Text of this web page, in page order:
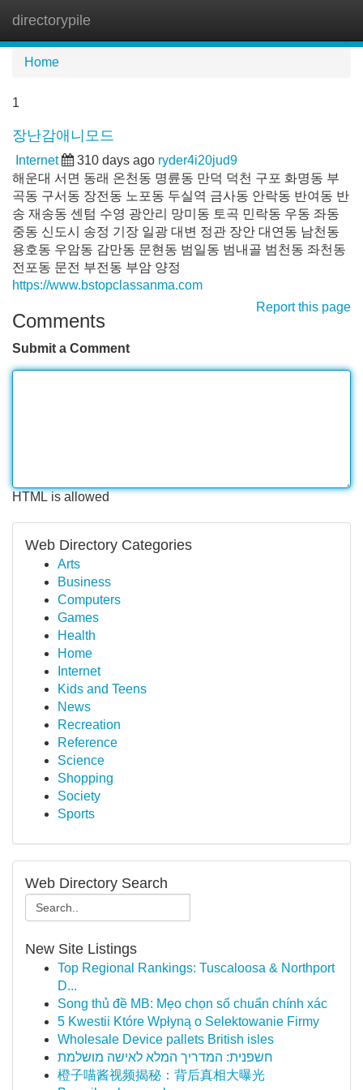
directorypile
Home
1
​장난감애니모드
Internet 310 days ago ryder4i20jud9
해운대 서면 동래 온천동 명륜동 만덕 덕천 구포 화명동 부
곡동 구서동 장전동 노포동 두실역 금사동 안락동 반여동 반
송 재송동 센텀 수영 광안리 망미동 토곡 민락동 우동 좌동
중동 신도시 송정 기장 일광 대변 정관 장안 대연동 남천동
용호동 우암동 감만동 문현동 범일동 범내골 범천동 좌천동
전포동 문전 부전동 부암 양정
https://www.bstopclassanma.com
Report this page
Comments
Submit a Comment
HTML is allowed
Web Directory Categories
Arts
Business
Computers
Games
Health
Home
Internet
Kids and Teens
News
Recreation
Reference
Science
Shopping
Society
Sports
Web Directory Search
New Site Listings
Top Regional Rankings: Tuscaloosa & Northport
D...
Song thủ đề MB: Mẹo chọn số chuẩn chính xác
5 Kwestii Które Wpłyną o Selektowanie Firmy
Wholesale Device pallets British isles
חשפנית: המדריך המלא לאישה מושלמת
橙子喵酱视频揭秘：背后真相大曝光